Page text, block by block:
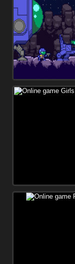
входа / выхода из